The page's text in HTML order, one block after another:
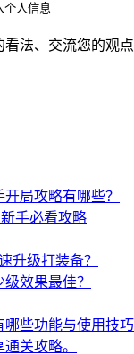
个人信息
法、交流您的观
局攻略有哪些？
手必看攻略
升级打装备？
效果最佳？
些功能与使用技
关攻略。